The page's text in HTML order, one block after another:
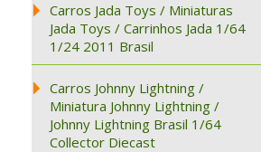
Carros Jada Toys / Miniaturas
Jada Toys / Carrinhos Jada 1/64
1/24 2011 Brasil
Carros Johnny Lightning /
Miniatura Johnny Lightning /
Johnny Lightning Brasil 1/64
Collector Diecast